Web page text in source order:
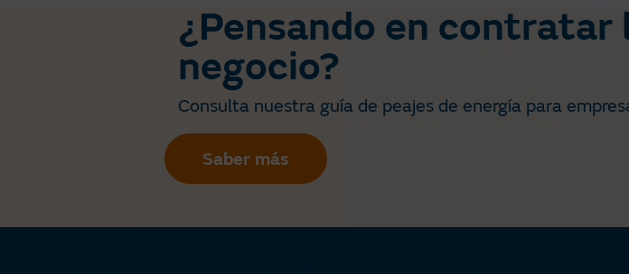
¿Pensando en contratar
negocio?​
Consulta nuestra guía de peajes de energía para
Saber más